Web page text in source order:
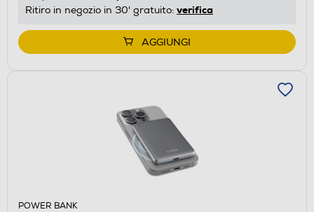
Ritiro in negozio in 30' gratuito: verifica
AGGIUNGI
POWER BANK